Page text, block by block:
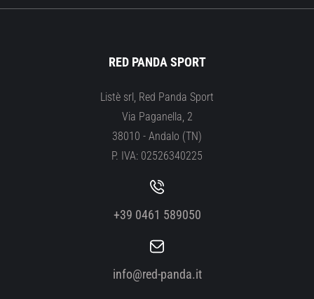
RED PANDA SPORT
Listè srl, Red Panda Sport
Via Paganella, 2
38010 - Andalo (TN)
P. IVA: 02526340225
+39 0461 589050
info@red-panda.it